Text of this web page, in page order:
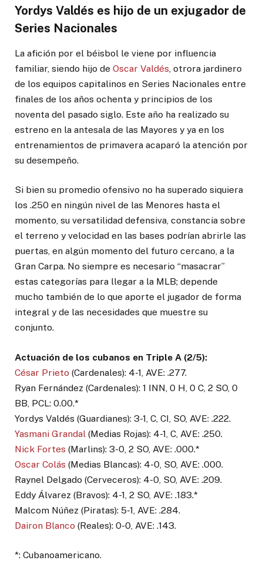
Yordys Valdés es hijo de un exjugador de
Series Nacionales
La afición por el béisbol le viene por influencia
familiar, siendo hijo de Oscar Valdés, otrora jardinero
de los equipos capitalinos en Series Nacionales entre
finales de los años ochenta y principios de los
noventa del pasado siglo. Este año ha realizado su
estreno en la antesala de las Mayores y ya en los
entrenamientos de primavera acaparó la atención por
su desempeño.
Si bien su promedio ofensivo no ha superado siquiera
los .250 en ningún nivel de las Menores hasta el
momento, su versatilidad defensiva, constancia sobre
el terreno y velocidad en las bases podrían abrirle las
puertas, en algún momento del futuro cercano, a la
Gran Carpa. No siempre es necesario “masacrar”
estas categorías para llegar a la MLB; depende
mucho también de lo que aporte el jugador de forma
integral y de las necesidades que muestre su
conjunto.
Actuación de los cubanos en Triple A (2/5):
César Prieto (Cardenales): 4-1, AVE: .277.
Ryan Fernández (Cardenales): 1 INN, 0 H, 0 C, 2 SO, 0
BB, PCL: 0.00.*
Yordys Valdés (Guardianes): 3-1, C, CI, SO, AVE: .222.
Yasmani Grandal (Medias Rojas): 4-1, C, AVE: .250.
Nick Fortes (Marlins): 3-0, 2 SO, AVE: .000.*
Oscar Colás (Medias Blancas): 4-0, SO, AVE: .000.
Raynel Delgado (Cerveceros): 4-0, SO, AVE: .209.
Eddy Álvarez (Bravos): 4-1, 2 SO, AVE: .183.*
Malcom Núñez (Piratas): 5-1, AVE: .284.
Dairon Blanco (Reales): 0-0, AVE: .143.
*: Cubanoamericano.